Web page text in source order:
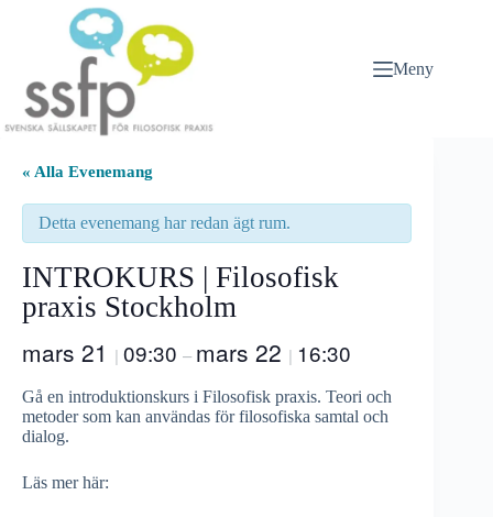
Meny
« Alla Evenemang
Detta evenemang har redan ägt rum.
INTROKURS | Filosofisk
praxis Stockholm
mars 21 | 09:30 – mars 22 | 16:30
Gå en introduktionskurs i Filosofisk praxis. Teori och
metoder som kan användas för filosofiska samtal och
dialog.
Läs mer här: